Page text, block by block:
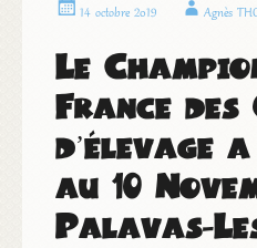
14 octobre 2019 Agnès
Le
France des
d’élevage
au 10
Palavas-